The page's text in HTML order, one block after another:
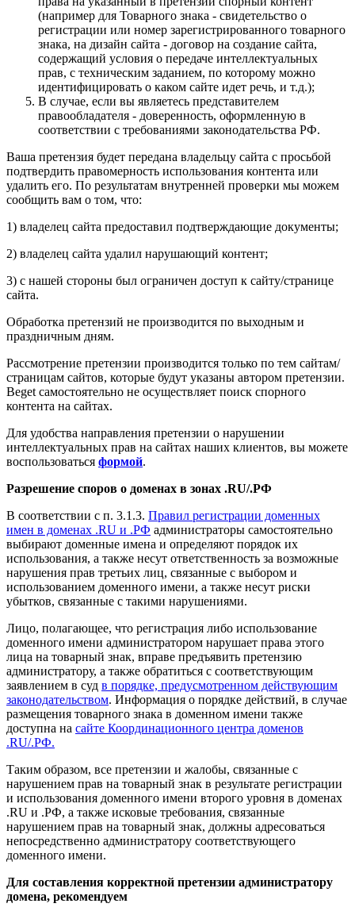
(например для Товарного знака - свидетельство о
регистрации или номер зарегистрированного товарного
знака, на дизайн сайта - договор на создание сайта,
содержащий условия о передаче интеллектуальных
прав, с техническим заданием, по которому можно
идентифицировать о каком сайте идет речь, и т.д.);
В случае, если вы являетесь представителем
правообладателя - доверенность, оформленную в
соответствии с требованиями законодательства РФ.
Ваша претензия будет передана владельцу сайта с просьбой
подтвердить правомерность использования контента или
удалить его. По результатам внутренней проверки мы можем
сообщить вам о том, что:
1) владелец сайта предоставил подтверждающие документы;
2) владелец сайта удалил нарушающий контент;
3) с нашей стороны был ограничен доступ к сайту/странице
сайта.
Обработка претензий не производится по выходным и
праздничным дням.
Рассмотрение претензии производится только по тем сайтам/
страницам сайтов, которые будут указаны автором претензии.
Beget самостоятельно не осуществляет поиск спорного
контента на сайтах.
Для удобства направления претензии о нарушении
интеллектуальных прав на сайтах наших клиентов, вы можете
воспользоваться формой.
Разрешение споров о доменах в зонах .RU/.РФ
В соответствии с п. 3.1.3. Правил регистрации доменных
имен в доменах .RU и .РФ администраторы самостоятельно
выбирают доменные имена и определяют порядок их
использования, а также несут ответственность за возможные
нарушения прав третьих лиц, связанные с выбором и
использованием доменного имени, а также несут риски
убытков, связанные с такими нарушениями.
Лицо, полагающее, что регистрация либо использование
доменного имени администратором нарушает права этого
лица на товарный знак, вправе предъявить претензию
администратору, а также обратиться с соответствующим
заявлением в суд в порядке, предусмотренном действующим
законодательством. Информация о порядке действий, в случае
размещения товарного знака в доменном имени также
доступна на сайте Координационного центра доменов
.RU/.РФ.
Таким образом, все претензии и жалобы, связанные с
нарушением прав на товарный знак в результате регистрации
и использования доменного имени второго уровня в доменах
.RU и .РФ, а также исковые требования, связанные
нарушением прав на товарный знак, должны адресоваться
непосредственно администратору соответствующего
доменного имени.
Для составления корректной претензии администратору
домена, рекомендуем